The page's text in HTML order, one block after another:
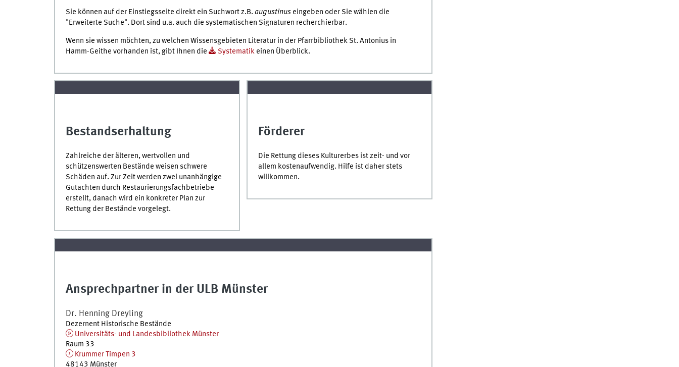
Sie können auf der Einstiegsseite direkt ein Suchwort z.B. augustinuseingeben oder Sie wählen die
"Erweiterte Suche". Dort sind u.a. auch die systematischen Signaturen recherchierbar.
Wenn sie wissen möchten, zu welchen Wissensgebieten Literatur in der Pfarrbibliothek St. Antonius in
Hamm-Geithe vorhanden ist, gibt Ihnen die
Systematikeinen Überblick.
Bestandserhaltung
Zahlreiche der älteren, wertvollen und
schützenswerten Bestände weisen schwere
Schäden auf. Zur Zeit werden zwei unanhängige
Gutachten durch Restaurierungsfachbetriebe
erstellt, danach wird ein konkreter Plan zur
Rettung der Bestände vorgelegt.
Förderer
Die Rettung dieses Kulturerbes ist zeit- und vor
allem kostenaufwendig. Hilfe ist daher stets
willkommen.
Ansprechpartner in der ULB Münster
Dr. Henning Dreyling
Dezernent Historische Bestände
Universitäts- und Landesbibliothek Münster
Raum 33
Krummer Timpen 3
48143 Münster